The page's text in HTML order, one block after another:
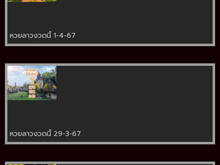
หวยลาวงวดนี้ 1-4-67
หวยลาวงวดนี้ 29-3-67